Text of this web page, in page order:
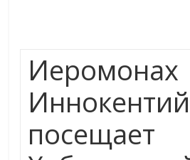
Иеромонах
Иннокентий
посещает